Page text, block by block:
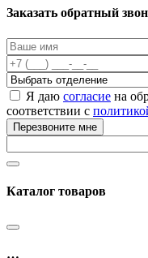
Заказать обратный
Я даю согласие на
соответствии с
Перезвоните мне
Каталог товаров
…